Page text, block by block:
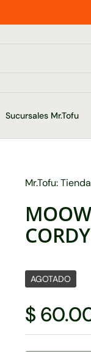
Sucursales Mr.Tofu
Mr.Tofu:
AGOTADO
$